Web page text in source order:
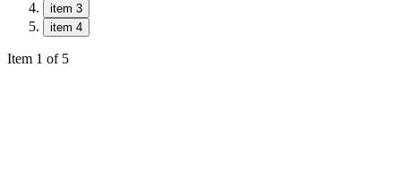
item 3
item 4
Item 1 of 5